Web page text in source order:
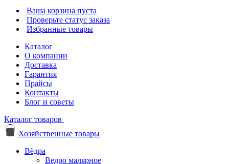
Ваша корзина пуста
Проверьте статус заказа
Избранные товары
Каталог
О компании
Доставка
Гарантия
Прайсы
Контакты
Блог и советы
Каталог товаров
Хозяйственные товары
Вёдра
Ведро малярное